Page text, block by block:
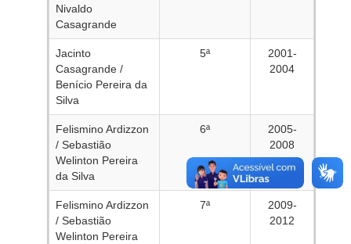
Nivaldo
Casagrande
Jacinto
Casagrande /
Benício Pereira da
Silva
5ª
2001-
2004
Felismino Ardizzon
/ Sebastião
Welinton Pereira
da Silva
6ª
2005-
2008
Felismino Ardizzon
/ Sebastião
Welinton Pereira
7ª
2009-
2012